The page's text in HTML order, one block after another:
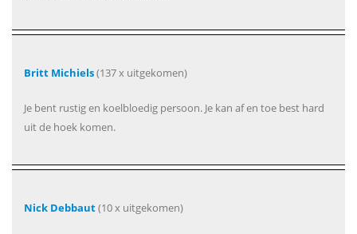
Britt Michiels(137 x uitgekomen)
Je bent rustig en koelbloedig persoon. Je kan af en toe best hard
uit de hoek komen.
Nick Debbaut(10 x uitgekomen)